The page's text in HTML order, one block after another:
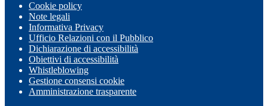
Cookie policy
Note legali
Informativa Privacy
Ufficio Relazioni con il Pubblico
Dichiarazione di accessibilità
Obiettivi di accessibilità
Whistleblowing
Gestione consensi cookie
Amministrazione trasparente